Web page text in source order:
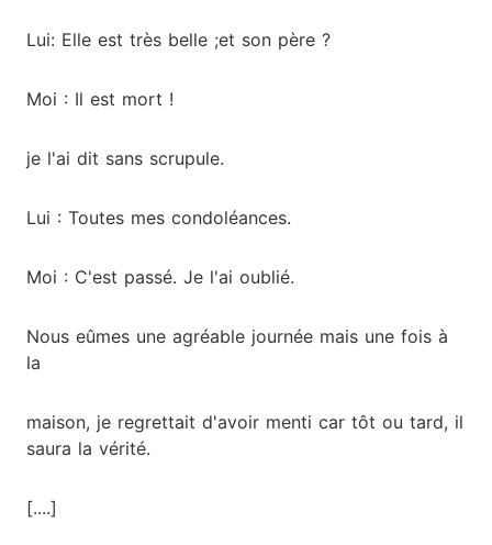
Lui: Elle est très belle ;et son père ?
Moi : Il est mort !
je l'ai dit sans scrupule.
Lui : Toutes mes condoléances.
Moi : C'est passé. Je l'ai oublié.
Nous eûmes une agréable journée mais une fois à
la
maison, je regrettait d'avoir menti car tôt ou tard, il
saura la vérité.
[....]